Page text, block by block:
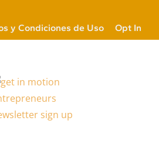
y Condiciones de Uso Opt In